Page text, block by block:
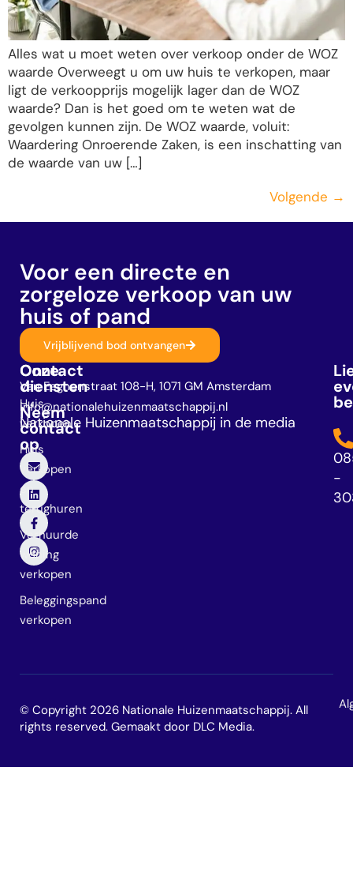
Alles wat u moet weten over verkoop onder de WOZ
waarde Overweegt u om uw huis te verkopen, maar
ligt de verkoopprijs mogelijk lager dan de WOZ
waarde? Dan is het goed om te weten wat de
gevolgen kunnen zijn. De WOZ waarde, voluit:
Waardering Onroerende Zaken, is een inschatting van
de waarde van uw […]
Volgende →
Voor een directe en
zorgeloze verkoop van uw
huis of pand
Vrijblijvend bod ontvangen
Neem
contact
op
Onze
diensten
Huis
verkopen
Huis
verkopen
en
terughuren
Verhuurde
woning
verkopen
Beleggingspand
verkopen
Contact
Van Eeghenstraat 108-H, 1071 GM Amsterdam
info@nationalehuizenmaatschappij.nl
Nationale Huizenmaatschappij in de media
-
© Copyright 2026 Nationale Huizenmaatschappij. All
rights reserved. Gemaakt door DLC Media.